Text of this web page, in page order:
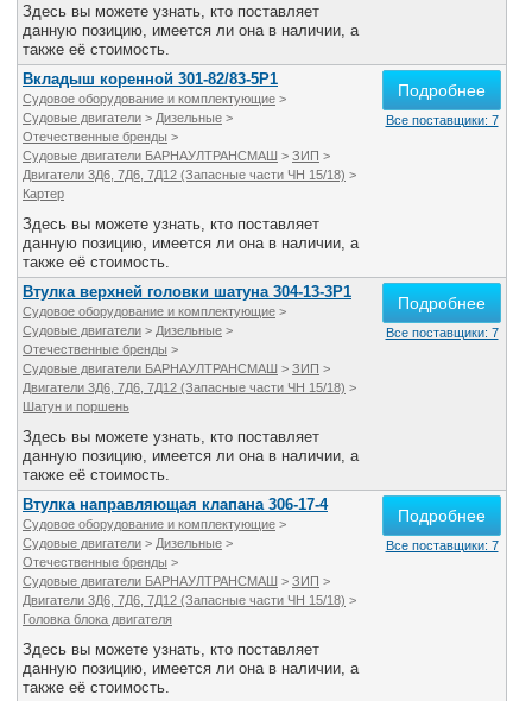
Здесь вы можете узнать, кто поставляет
данную позицию, имеется ли она в наличии, а
также её стоимость.
Вкладыш коренной 301-82/83-5Р1
Судовое оборудование и комплектующие >
Судовые двигатели > Дизельные >
Отечественные бренды >
Судовые двигатели БАРНАУЛТРАНСМАШ > ЗИП >
Двигатели 3Д6, 7Д6, 7Д12 (Запасные части ЧН 15/18) >
Картер
Здесь вы можете узнать, кто поставляет
данную позицию, имеется ли она в наличии, а
также её стоимость.
Подробнее
Все поставщики: 7
Втулка верхней головки шатуна 304-13-3Р1
Судовое оборудование и комплектующие >
Судовые двигатели > Дизельные >
Отечественные бренды >
Судовые двигатели БАРНАУЛТРАНСМАШ > ЗИП >
Двигатели 3Д6, 7Д6, 7Д12 (Запасные части ЧН 15/18) >
Шатун и поршень
Здесь вы можете узнать, кто поставляет
данную позицию, имеется ли она в наличии, а
также её стоимость.
Подробнее
Все поставщики: 7
Втулка направляющая клапана 306-17-4
Судовое оборудование и комплектующие >
Судовые двигатели > Дизельные >
Отечественные бренды >
Судовые двигатели БАРНАУЛТРАНСМАШ > ЗИП >
Двигатели 3Д6, 7Д6, 7Д12 (Запасные части ЧН 15/18) >
Головка блока двигателя
Здесь вы можете узнать, кто поставляет
данную позицию, имеется ли она в наличии, а
также её стоимость.
Подробнее
Все поставщики: 7